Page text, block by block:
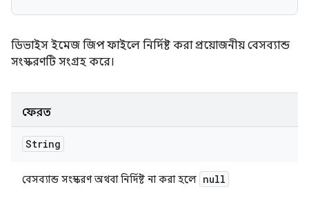
ডিভাইস ইমেজ জিপ ফাইলে নির্দিষ্ট করা প্রয়োজনীয় বেসব্যান্ড
সংস্করণটি সংগ্রহ করে।
ফেরত
String
বেসব্যান্ড সংস্করণ অথবা নির্দিষ্ট না করা হলে null